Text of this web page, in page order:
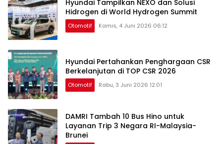
Hyundai Tampilkan NEXO dan Solusi
Hidrogen di World Hydrogen Summit
Otomotif Kamis, 4 Juni 2026 06:12
Hyundai Pertahankan Penghargaan CSR
Berkelanjutan di TOP CSR 2026
Otomotif Rabu, 3 Juni 2026 12:01
DAMRI Tambah 10 Bus Hino untuk
Layanan Trip 3 Negara RI-Malaysia-
Brunei